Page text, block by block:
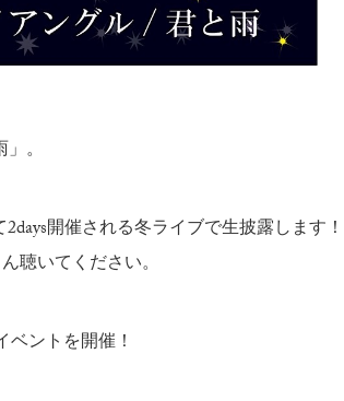
。
開催される冬ライブで生披露します！
聴いてください。
ントを開催！